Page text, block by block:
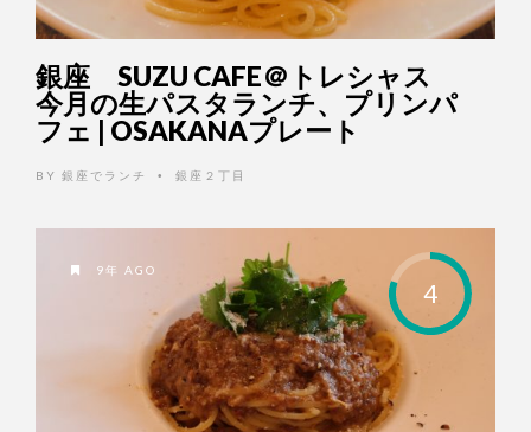
銀座 SUZU CAFE＠トレシャス
今月の生パスタランチ、プリンパ
フェ | OSAKANAプレート
BY 銀座でランチ • 銀座２丁目
4
9年 AGO